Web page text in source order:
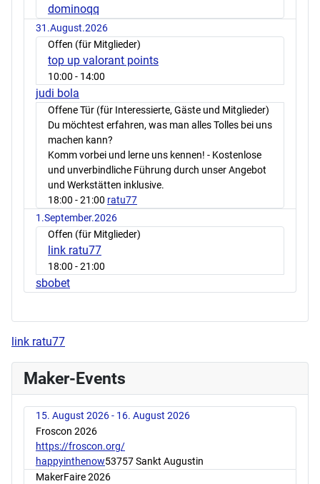
dominoqq
31.August.2026
Offen (für Mitglieder)
top up valorant points
10:00 - 14:00
judi bola
Offene Tür (für Interessierte, Gäste und Mitglieder)
Du möchtest erfahren, was man alles Tolles bei uns
machen kann?
Komm vorbei und lerne uns kennen! - Kostenlose
und unverbindliche Führung durch unser Angebot
und Werkstätten inklusive.
18:00 - 21:00 ratu77
1.September.2026
Offen (für Mitglieder)
link ratu77
18:00 - 21:00
sbobet
link ratu77
Maker-Events
15. August 2026 - 16. August 2026
Froscon 2026
https://froscon.org/
happyinthenow53757 Sankt Augustin
MakerFaire 2026